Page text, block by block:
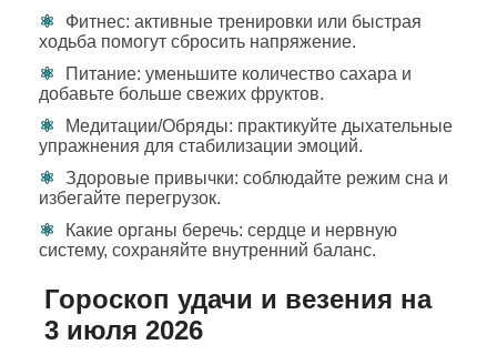
Фитнес: активные тренировки или быстрая
ходьба помогут сбросить напряжение.
Питание: уменьшите количество сахара и
добавьте больше свежих фруктов.
Медитации/Обряды: практикуйте дыхательные
упражнения для стабилизации эмоций.
Здоровые привычки: соблюдайте режим сна и
избегайте перегрузок.
Какие органы беречь: сердце и нервную
систему, сохраняйте внутренний баланс.
Гороскоп удачи и везения на
3 июля 2026